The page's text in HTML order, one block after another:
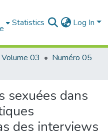
Statistics Log In
Volume 03
Numéro 05
sexuées dans
des interviews